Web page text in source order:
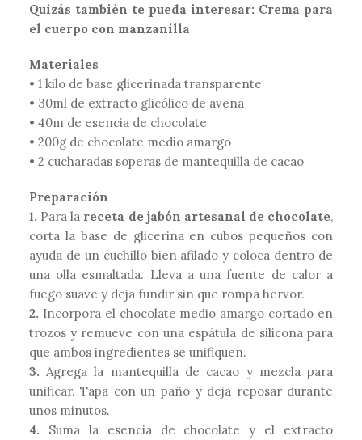
Quizás también te pueda interesar: Crema para
el cuerpo con manzanilla
Materiales
• 1 kilo de base glicerinada transparente
• 30ml de extracto glicólico de avena
• 40m de esencia de chocolate
• 200g de chocolate medio amargo
• 2 cucharadas soperas de mantequilla de cacao
Preparación
1. Para la receta de jabón artesanal de chocolate,
corta la base de glicerina en cubos pequeños con
ayuda de un cuchillo bien afilado y coloca dentro de
una olla esmaltada. Lleva a una fuente de calor a
fuego suave y deja fundir sin que rompa hervor.
2. Incorpora el chocolate medio amargo cortado en
trozos y remueve con una espátula de silicona para
que ambos ingredientes se unifiquen.
3. Agrega la mantequilla de cacao y mezcla para
unificar. Tapa con un paño y deja reposar durante
unos minutos.
4. Suma la esencia de chocolate y el extracto